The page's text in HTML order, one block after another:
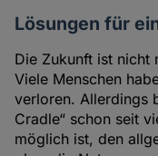
Lösungen für
Die Zukunft ist nicht
Viele Menschen
verloren. Allerdings
Cradle“ schon seit
möglich ist, den